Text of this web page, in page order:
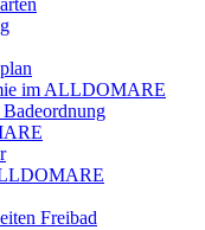
im ALLDOMARE
Freibad